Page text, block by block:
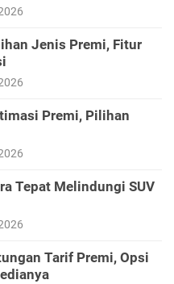
Jenis Premi, Fitur
Premi, Pilihan
Tepat Melindungi SUV
Tarif Premi, Opsi